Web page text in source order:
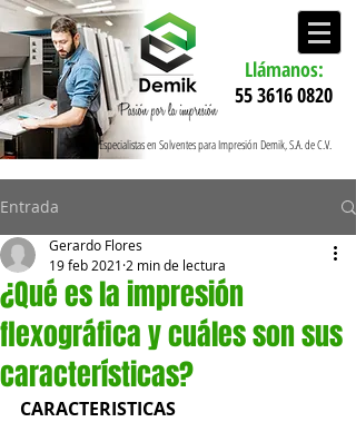
Llámanos:
55 3616 0820
Especialistas en Solventes para Impresión Demik, S.A. de C.V.
Entrada
¿Qué es la impresión
flexográfica y cuáles son sus
características?
Gerardo Flores
19 feb 2021 2 min de lectura
CARACTERISTICAS